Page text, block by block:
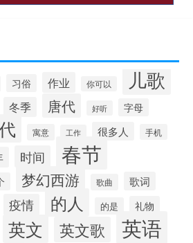
习俗 作业 你可以 儿歌
冬季 唐代 好听
字母
寓意 工作 很多人 手机
时间 春节
梦幻西游 歌曲 歌词
疫情 的人 的是 礼物
英文 英文歌 英语